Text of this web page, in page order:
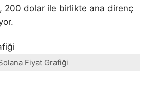
200 dolar ile birlikte ana direnç
Fiyat Grafiği